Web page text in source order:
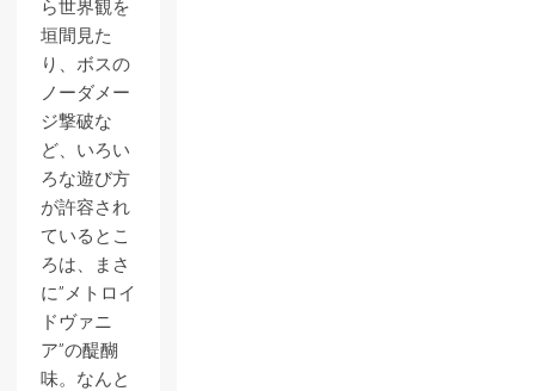
ら世界観を
垣間見た
り、ボスの
ノーダメー
ジ撃破な
ど、いろい
ろな遊び方
が許容され
ているとこ
ろは、まさ
に”メトロイ
ドヴァニ
ア”の醍醐
味。なんと